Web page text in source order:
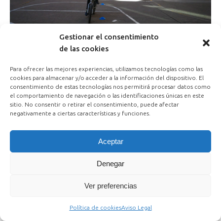
Gestionar el consentimiento
de las cookies
Para ofrecer las mejores experiencias, utilizamos tecnologías como las
cookies para almacenar y/o acceder a la información del dispositivo. El
consentimiento de estas tecnologías nos permitirá procesar datos como
el comportamiento de navegación o las identificaciones únicas en este
sitio. No consentir o retirar el consentimiento, puede afectar
negativamente a ciertas características y funciones.
Aceptar
Denegar
Ver preferencias
Política de cookiesAviso Legal
Pie